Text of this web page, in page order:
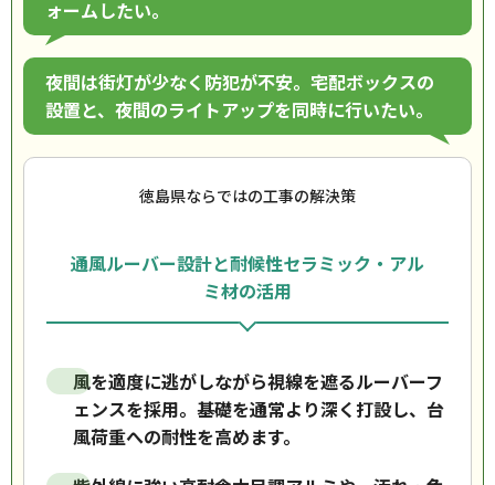
ォームしたい。
夜間は街灯が少なく防犯が不安。宅配ボックスの
設置と、夜間のライトアップを同時に行いたい。
徳島県ならではの工事の解決策
通風ルーバー設計と耐候性セラミック・アル
ミ材の活用
風を適度に逃がしながら視線を遮るルーバーフ
ェンスを採用。基礎を通常より深く打設し、台
風荷重への耐性を高めます。